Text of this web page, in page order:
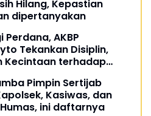
Hilang, Kepastian
dipertanyakan
Perdana, AKBP
Tekankan Disiplin,
Kecintaan terhadap
Pimpin Sertijab
Kasiwas, dan
ini daftarnya